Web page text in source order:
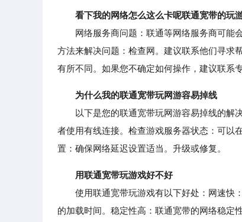
看下我的网络怎么这么卡呢联通宽带的玩
网络服务商问题：联通等网络服务商可能会
方法来解决问题：检查网。建议联系他们寻求
有所不同。如果您不确定如何操作，建议联系专
为什么我的联通宽带玩网游容易掉线
以下是您的联通宽带玩网游容易掉线的解决
者使用有线连接。检查游戏服务器状态：可以
置：确保网络延迟设置适当。升级或修复。
用联通宽带玩游戏好不好
使用联通宽带玩游戏有以下好处：网速快：
的加载时间。稳定性高：联通宽带的网络稳定